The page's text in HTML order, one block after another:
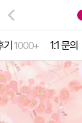
1000+ 1:1 문의